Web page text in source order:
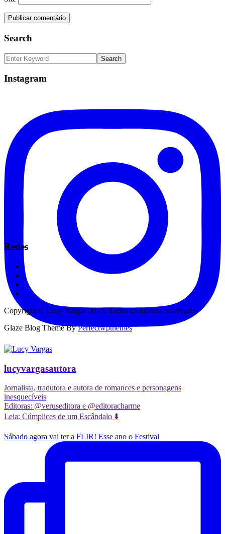
Search
Instagram
lucyvargasautora
Jornalista, tradutora e autora de romances e personagens
inesquecíveis
Editoras: @veruseditora e @editoracharme
Leia: Cúmplices de um Escândalo ⬇️
Sábado agora vai ter a FLIR! Esse ano o Festival
Redes
Copyright © Lucy Vargas 2025. Todos os direitos reservados
Glaze Blog Theme ByPerfectwpthemes